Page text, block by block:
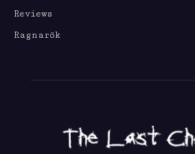
Reviews
Ragnarök